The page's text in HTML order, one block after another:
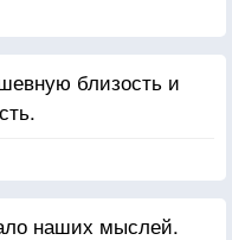
близость и
наших мыслей.